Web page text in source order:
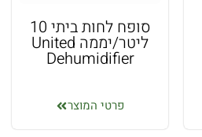
סופח לחות ביתי 10
ליטר/יממה United
Dehumidifier
פרטי המוצר